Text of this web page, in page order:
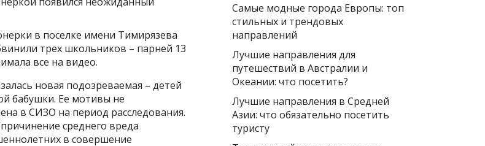
в поселке имени Тимирязева
трех школьников – парней 13
все на видео.
новая подозреваемая – детей
бабушки. Ее мотивы не
в СИЗО на период расследования.
среднего вреда
в совершение
Самые модные города Европы: топ
стильных и трендовых
направлений
Лучшие направления для
путешествий в Австралии и
Океании: что посетить?
Лучшие направления в Средней
Азии: что обязательно посетить
туристу